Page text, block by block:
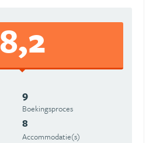
8,2
9
Boekingsproces
8
Accommodatie(s)